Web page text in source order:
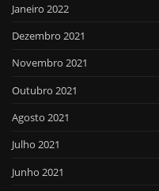
Janeiro 2022
Dezembro 2021
Novembro 2021
Outubro 2021
Agosto 2021
Julho 2021
Junho 2021